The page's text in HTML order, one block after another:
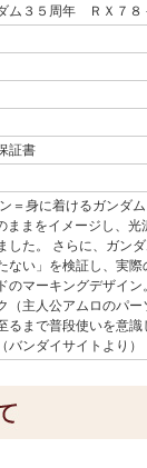
ム３５周年 ＲＸ７８
証書
＝身に着けるガンダ
ままをイメージし、
した。 さらに、ガン
ない」を検証し、実
のマーキングデザイ
（主人公アムロのパ
るまで普段使いを意
ンダイサイトより）